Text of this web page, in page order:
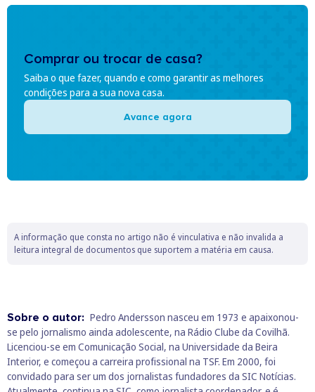
Comprar ou trocar de casa?
Saiba o que fazer, quando e como garantir as melhores
condições para a sua nova casa.
Avance agora
A informação que consta no artigo não é vinculativa e não invalida a
leitura integral de documentos que suportem a matéria em causa.
Sobre o autor: Pedro Andersson nasceu em 1973 e apaixonou-
se pelo jornalismo ainda adolescente, na Rádio Clube da Covilhã.
Licenciou-se em Comunicação Social, na Universidade da Beira
Interior, e começou a carreira profissional na TSF. Em 2000, foi
convidado para ser um dos jornalistas fundadores da SIC Notícias.